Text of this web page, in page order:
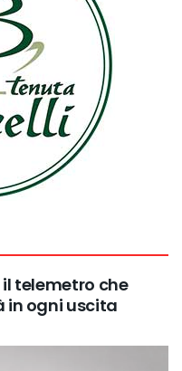
telemetro che
in ogni uscita